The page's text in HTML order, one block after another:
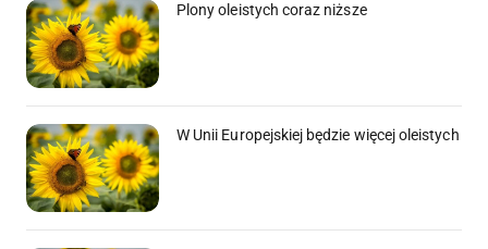
Plony oleistych coraz niższe
W Unii Europejskiej będzie więcej oleistych